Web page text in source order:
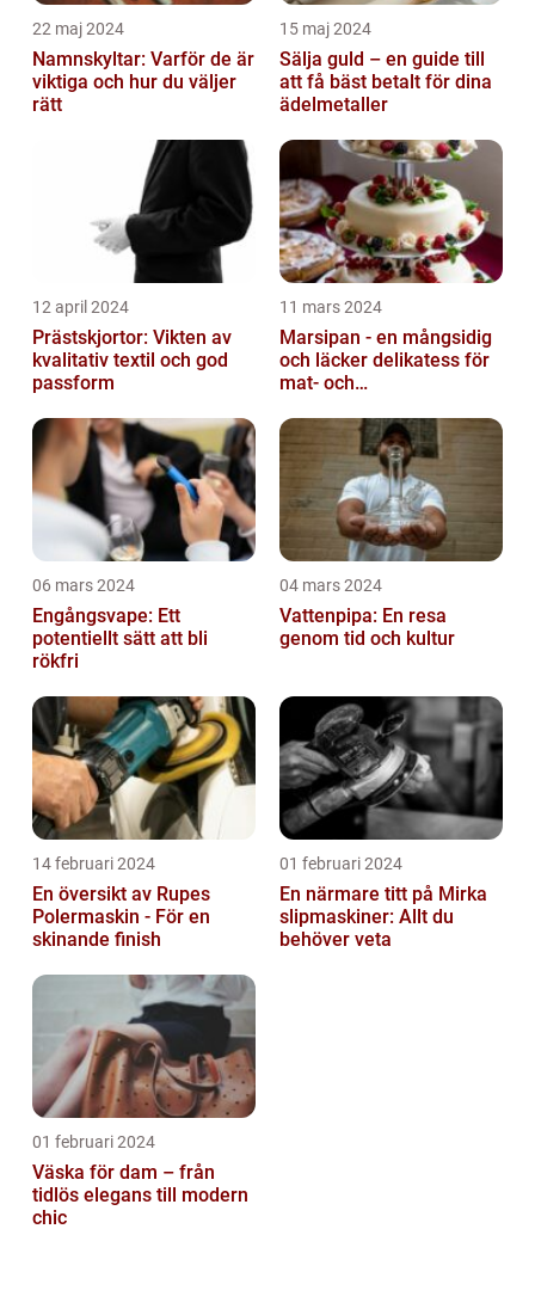
22 maj 2024
Namnskyltar: Varför de är
viktiga och hur du väljer
rätt
15 maj 2024
Sälja guld – en guide till
att få bäst betalt för dina
ädelmetaller
12 april 2024
Prästskjortor: Vikten av
kvalitativ textil och god
passform
11 mars 2024
Marsipan - en mångsidig
och läcker delikatess för
mat- och
06 mars 2024
Engångsvape: Ett
potentiellt sätt att bli
rökfri
04 mars 2024
Vattenpipa: En resa
genom tid och kultur
14 februari 2024
En översikt av Rupes
Polermaskin - För en
skinande finish
01 februari 2024
En närmare titt på Mirka
slipmaskiner: Allt du
behöver veta
01 februari 2024
Väska för dam – från
tidlös elegans till modern
chic